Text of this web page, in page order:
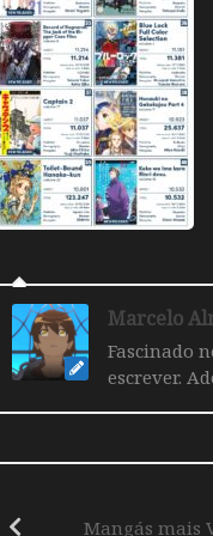
Marcelo
Fascinado
escrever.
Mangás mais